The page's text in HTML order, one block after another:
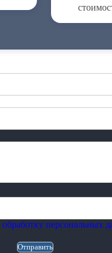
обработку персональных